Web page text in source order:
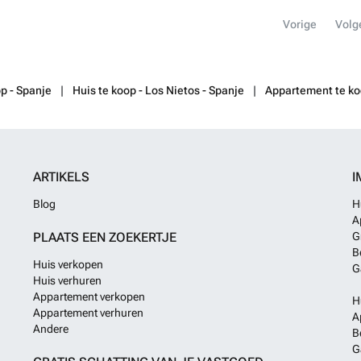
watersporten
Nietos het hele
uw droomhuis
Vorige
- Spanje Huis te koop - Los Nietos - Spanje Appartement te
ARTIKELS
Blog
PLAATS EEN ZOEKERTJE
Huis verkopen
Huis verhuren
Appartement verkopen
Appartement verhuren
Andere